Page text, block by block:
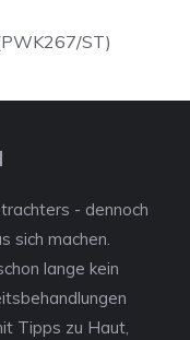
ST)
- dennoch
sich machen.
lange kein
Tipps zu Haut,